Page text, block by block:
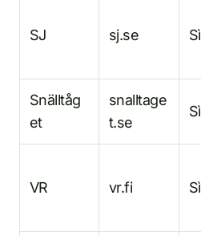
SJ sj.se Sì
Snälltåg
et
snalltage
t.se
Sì
VR vr.fi Sì